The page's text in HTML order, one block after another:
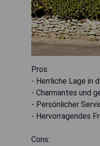
Pros:
- Herrliche Lage in
- Charmantes und
- Persönlicher
- Hervorragendes
Cons: